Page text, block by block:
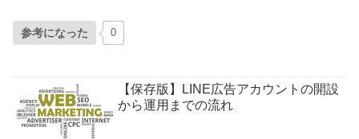
参考になった 0
【保存版】LINE広告アカウントの開設
から運用までの流れ